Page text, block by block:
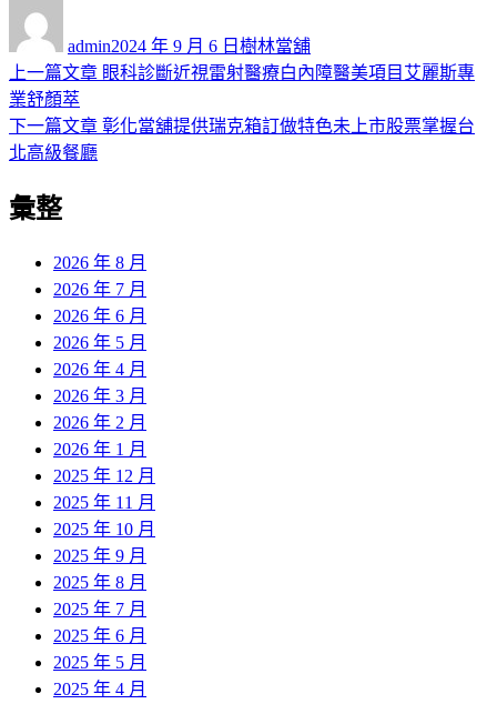
admin佈
日
2024 年 9 月 6 日 類
樹林當舖
文
章
導
覽
上一篇文章 上
篇
眼科診斷近視雷射醫療白內障醫美項目艾麗斯專
業舒顏萃
下一篇文章 下
彰化當舖提供瑞克箱訂做特色未上市股票掌握台
北高級餐廳
彙整
2026 年 8 月
2026 年 7 月
2026 年 6 月
2026 年 5 月
2026 年 4 月
2026 年 3 月
2026 年 2 月
2026 年 1 月
2025 年 12 月
2025 年 11 月
2025 年 10 月
2025 年 9 月
2025 年 8 月
2025 年 7 月
2025 年 6 月
2025 年 5 月
2025 年 4 月